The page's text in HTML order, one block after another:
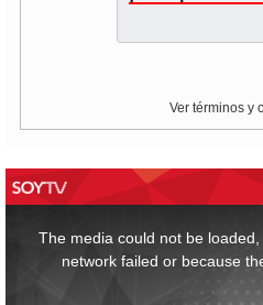
Ver términos y
The media could not be
network failed or because